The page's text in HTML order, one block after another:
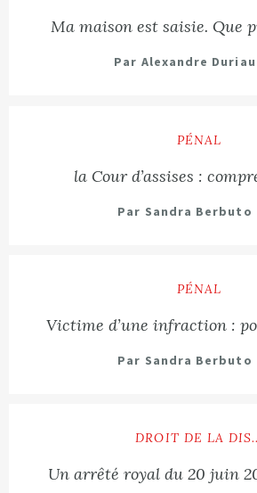
Ma maison est saisie. Que
Par Alexandre Duriau
PÉNAL
la Cour d’assises :
Par Sandra Berbuto
PÉNAL
Victime d’une infraction :
Par Sandra Berbuto
DROIT DE LA
Un arrêté royal du 20 juin